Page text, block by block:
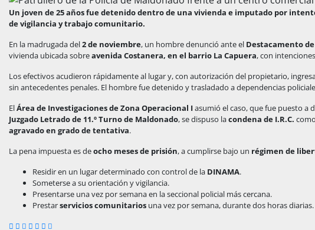
Un joven de 25 años fue detenido dentro de una vivienda e imputado por
de vigilancia y trabajo comunitario.
En la madrugada del2 de noviembre, un hombre denunció ante el Destacamento
vivienda ubicada sobreavenida Costanera, en el barrio La Capuera, con
Los efectivos acudieron rápidamente al lugar y, con autorización del propietario,
sin antecedentes penales. El hombre fue detenido y trasladado a dependencias
ElÁrea de Investigaciones de Zona Operacional Iasumió el caso, que fue puesto a
Juzgado Letrado de 11.º Turno de Maldonado, se dispuso lacondena de I.R.C.
agravado en grado de tentativa.
La pena impuesta es deocho meses de prisión, a cumplirse bajo un régimen de
Residir en un lugar determinado con control de la DINAMA.
Someterse a su orientación y vigilancia.
Presentarse una vez por semana en la seccional policial más cercana.
Prestarservicios comunitarios una vez por semana, durante dos horas diarias.